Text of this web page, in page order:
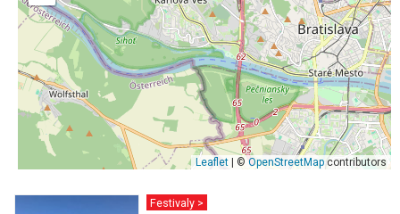
Leaflet | ©OpenStreetMap contributors
Festivaly >